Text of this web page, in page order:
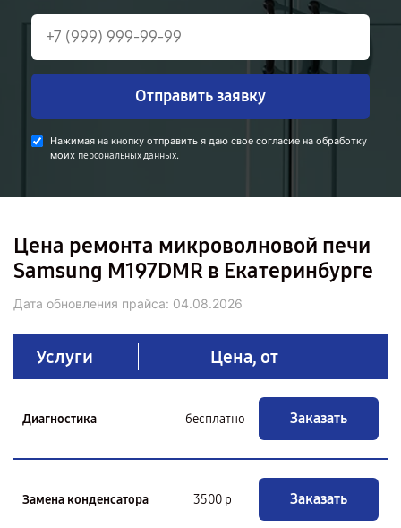
Отправить заявку
Нажимая на кнопку отправить я даю свое согласие на обработку
моих персональных данных.
Цена ремонта микроволновой печи
Samsung M197DMR в Екатеринбурге
Дата обновления прайса: 04.08.2026
Услуги Цена, от
Диагностика бесплатно Заказать
Замена конденсатора 3500 р Заказать